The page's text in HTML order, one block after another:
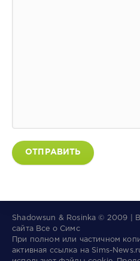
ОТПРАВИТЬ
Shadowsun & Rosinka © 2009 |
сайта Все о Симс
При полном или частичном
активная ссылка на Sims-